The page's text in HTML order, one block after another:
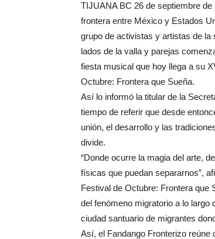
TIJUANA BC 26 de septiembre
frontera entre México y Estados
grupo de activistas y artistas de
lados de la valla y parejas
fiesta musical que hoy llega a su
Octubre: Frontera que Sueña.
Así lo informó la titular de la
tiempo de referir que desde
unión, el desarrollo y las
divide.
“Donde ocurre la magia del arte,
físicas que puedan separarnos”,
Festival de Octubre: Frontera que
del fenómeno migratorio a lo largo
ciudad santuario de migrantes
Así, el Fandango Fronterizo reúne